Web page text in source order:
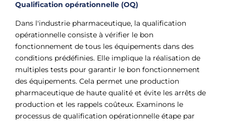
Qualification opérationnelle (OQ)
Dans l'industrie pharmaceutique, la qualification
opérationnelle consiste à vérifier le bon
fonctionnement de tous les équipements dans des
conditions prédéfinies. Elle implique la réalisation de
multiples tests pour garantir le bon fonctionnement
des équipements. Cela permet une production
pharmaceutique de haute qualité et évite les arrêts de
production et les rappels coûteux. Examinons le
processus de qualification opérationnelle étape par